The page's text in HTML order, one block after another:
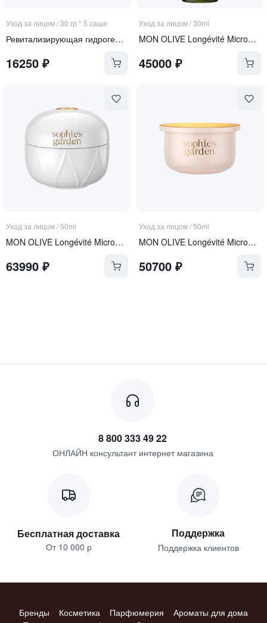
Уход за лицом/30 гр * 5 саше
Ревитализирующая гидрогелевая маска с экзосомами и ПДРН
16250 ₽
Уход за лицом/30ml
MON OLIVE Longévité Microgel Sérum
45000₽
Уход за лицом/50ml
MON OLIVE Longévité Microgel Crème
63990 ₽
Уход за лицом/50ml
MON OLIVE Longévité Microgel Crème REFILL
50700₽
8 800 333 49 22
ОНЛАЙН консультант интернет магазина
Бесплатная доставка
От 10 000 р
Поддержка
Поддержка клиентов
Бренды Косметика Парфюмерия
Ароматы для дома